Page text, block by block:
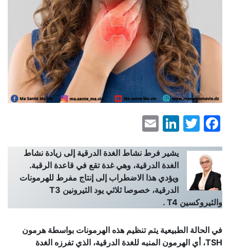
Facebook
Twitter
LinkedIn
يشير فرط نشاط الغدة الدرقية إلى زيادة نشاط
الغدة الدرقية، وهي غدة تقع في قاعدة الرقبة.
ويؤدي هذا الاضطراب إلى إنتاج مفرط للهرمونات
الدرقية، خصوصا ثلاثي يود الثيرونين T3
والثيروكسين T4
.
في الحالة الطبيعية يتم تنظيم هذه الهرمونات بواسطة هرمون
TSH، أي الهرمون المنبه للغدة الدرقية، الذي تفرزه الغدة